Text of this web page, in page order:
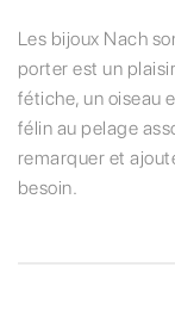
Les bijoux Nach
porter est un
fétiche, un oiseau
félin au pelage
remarquer et
besoin.